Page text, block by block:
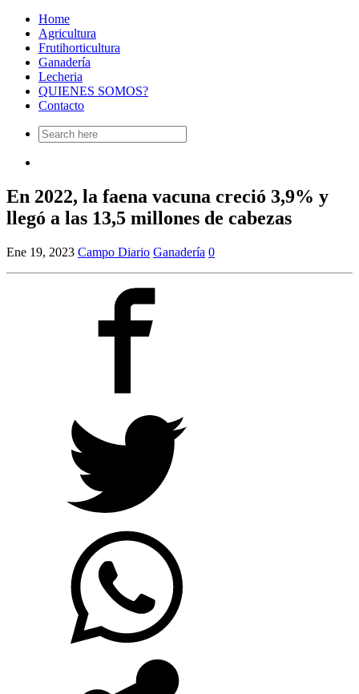
Home
Agricultura
Frutihorticultura
Ganadería
Lecheria
QUIENES SOMOS?
Contacto
Search
for:
En 2022, la faena vacuna creció 3,9% y
llegó a las 13,5 millones de cabezas
Ene 19, 2023 Campo Diario Ganadería 0